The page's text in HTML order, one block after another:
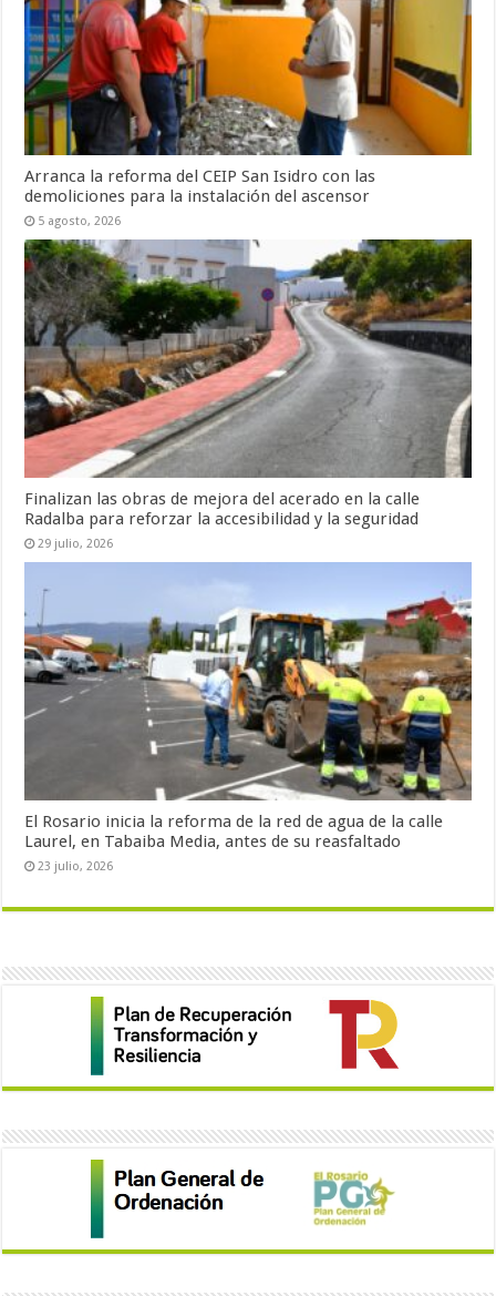
Arranca la reforma del CEIP San Isidro con las
demoliciones para la instalación del ascensor
5 agosto, 2026
Finalizan las obras de mejora del acerado en la calle
Radalba para reforzar la accesibilidad y la seguridad
29 julio, 2026
El Rosario inicia la reforma de la red de agua de la calle
Laurel, en Tabaiba Media, antes de su reasfaltado
23 julio, 2026